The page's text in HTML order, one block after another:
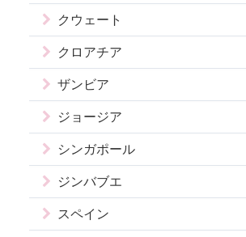
クウェート
クロアチア
ザンビア
ジョージア
シンガポール
ジンバブエ
スペイン